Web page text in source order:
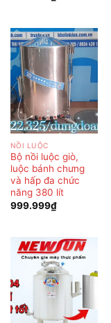
NỒI LUỘC
Bộ nồi luộc giò,
luộc bánh chưng
và hấp đa chức
năng 380 lít
999.999₫